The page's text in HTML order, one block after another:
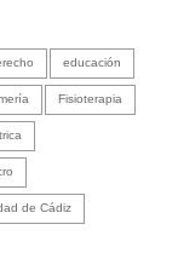
educación
Fisioterapia
de Cádiz